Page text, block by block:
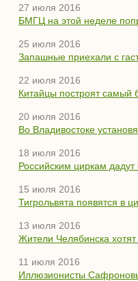
27 июля 2016
БМГЦ на этой неделе
25 июля 2016
Запашные приехали с
22 июля 2016
Китайцы построят самый
20 июля 2016
Во Владивостоке
18 июля 2016
Российским циркам
15 июля 2016
Тигрольвята появятся в
13 июля 2016
Жители Челябинска хотят
11 июля 2016
Иллюзионисты